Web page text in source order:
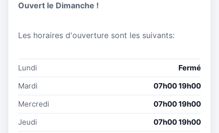
Ouvert le Dimanche !
Les horaires d'ouverture sont les suivants:
Lundi
Fermé
Mardi
07h00 19h00
Mercredi
07h00 19h00
Jeudi
07h00 19h00